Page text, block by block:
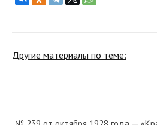
Другие материалы по теме: